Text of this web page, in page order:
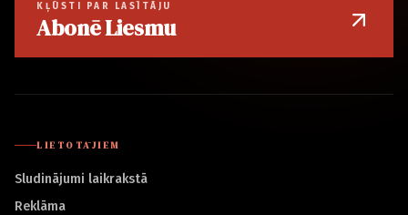
KĻŪSTI PAR LASĪTĀJU
Abonē Liesmu
LIETOTĀJIEM
Sludinājumi laikrakstā
Reklāma